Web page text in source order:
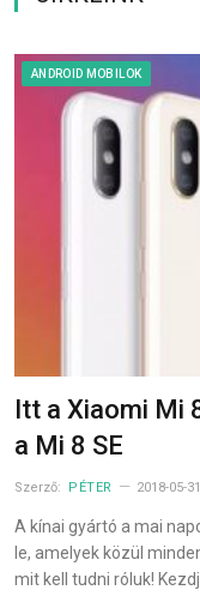
ANDROID MOBILOK
Itt a Xiaomi Mi
a Mi 8 SE
Szerző: PÉTER 2018-05-31
A kínai gyártó a mai
le, amelyek közül
mit kell tudni róluk!